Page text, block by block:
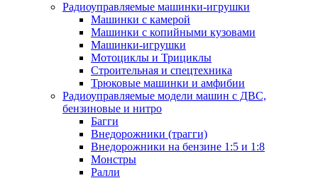
Радиоуправляемые машинки-игрушки
Машинки с камерой
Машинки с копийными кузовами
Машинки-игрушки
Мотоциклы и Трициклы
Строительная и спецтехника
Трюковые машинки и амфибии
Радиоуправляемые модели машин с ДВС,
бензиновые и нитро
Багги
Внедорожники (трагги)
Внедорожники на бензине 1:5 и 1:8
Монстры
Ралли